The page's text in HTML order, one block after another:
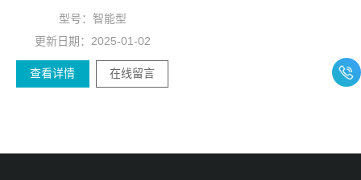
型号： 智能型
更新日期： 2025-01-02
查看详情 在线留言